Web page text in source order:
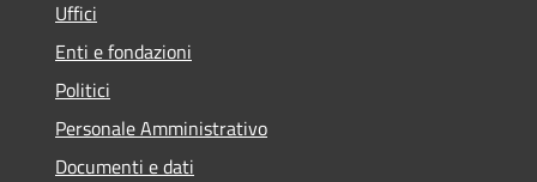
Uffici
Enti e fondazioni
Politici
Personale Amministrativo
Documenti e dati